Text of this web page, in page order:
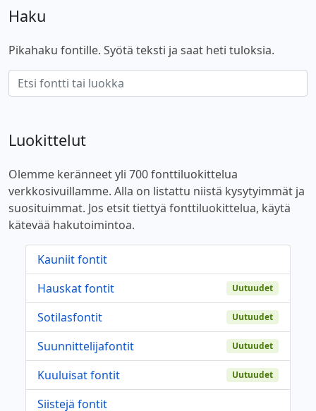
Haku
Pikahaku fontille. Syötä teksti ja saat heti tuloksia.
Luokittelut
Olemme keränneet yli 700 fonttiluokittelua
verkkosivuillamme. Alla on listattu niistä kysytyimmät ja
suosituimmat. Jos etsit tiettyä fonttiluokittelua, käytä
kätevää hakutoimintoa.
Kauniit fontit
Hauskat fontit
Uutuudet
Sotilasfontit Uutuudet
Suunnittelijafontit Uutuudet
Kuuluisat fontit Uutuudet
Siistejä fontit